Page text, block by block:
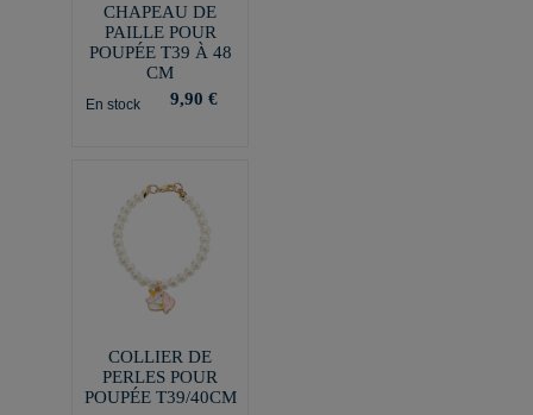
CHAPEAU DE
PAILLE POUR
POUPÉE T39 À 48
CM
En stock 9,90 €
COLLIER DE
PERLES POUR
POUPÉE T39/40CM